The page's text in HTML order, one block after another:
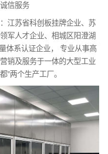
信服务
江苏省科创板挂牌企业、苏
军人才企业、相城区阳澄湖
体系认证企业， 专业从事高
销及服务于一体的大型工业
”两个生产工厂。